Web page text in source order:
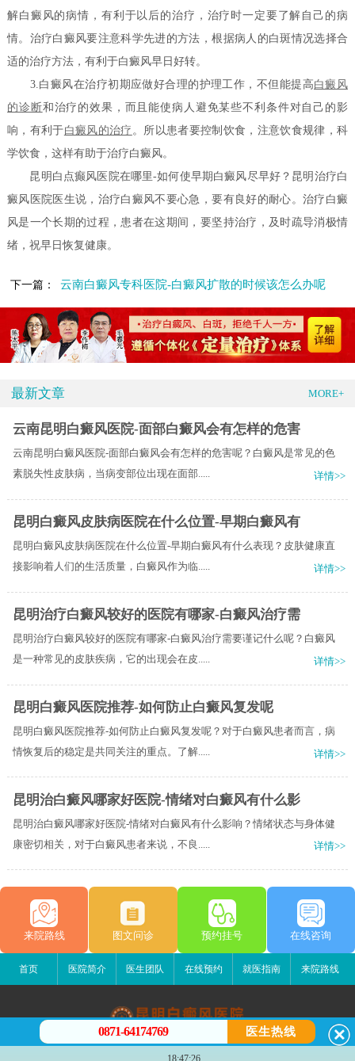
解白癜风的病情，有利于以后的治疗，治疗时一定要了解自己的病
情。治疗白癜风要注意科学先进的方法，根据病人的白斑情况选择合
适的治疗方法，有利于白癜风早日好转。
3.白癜风在治疗初期应做好合理的护理工作，不但能提高白癜风
的诊断和治疗的效果，而且能使病人避免某些不利条件对自己的影
响，有利于白癜风的治疗 。所以患者要控制饮食，注意饮食规律，科
学饮食，这样有助于治疗白癜风。
昆明白点癫风医院在哪里-如何使早期白癜风尽早好？昆明治疗白
癜风医院医生说，治疗白癜风不要心急，要有良好的耐心。治疗白癜
风是一个长期的过程，患者在这期间，要坚持治疗，及时疏导消极情
绪，祝早日恢复健康。
下一篇： 云南白癜风专科医院-白癜风扩散的时候该怎么办呢
最新文章 MORE+
云南昆明白癜风医院-面部白癜风会有怎样的危害
云南昆明白癜风医院-面部白癜风会有怎样的危害呢？白癜风是常见的色
素脱失性皮肤病，当病变部位出现在面部.....
详情>>
昆明白癜风皮肤病医院在什么位置-早期白癜风有
昆明白癜风皮肤病医院在什么位置-早期白癜风有什么表现？皮肤健康直
接影响着人们的生活质量，白癜风作为临.....
详情>>
昆明治疗白癜风较好的医院有哪家-白癜风治疗需
昆明治疗白癜风较好的医院有哪家-白癜风治疗需要谨记什么呢？白癜风
是一种常见的皮肤疾病，它的出现会在皮.....
详情>>
昆明白癜风医院推荐-如何防止白癜风复发呢
昆明白癜风医院推荐-如何防止白癜风复发呢？对于白癜风患者而言，病
情恢复后的稳定是共同关注的重点。了解.....
详情>>
昆明治白癜风哪家好医院-情绪对白癜风有什么影
昆明治白癜风哪家好医院-情绪对白癜风有什么影响？情绪状态与身体健
康密切相关，对于白癜风患者来说，不良.....
详情>>
来院路线 图文问诊 预约挂号 在线咨询
首页 医院简介 医生团队 在线预约 就医指南 来院路线
昆明白癜风医院
0871-64174769 医生热线
18:47:26